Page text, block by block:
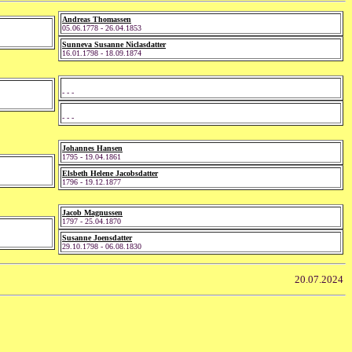
Andreas Thomassen
05.06.1778 - 26.04.1853
Sunneva Susanne Niclasdatter
16.01.1798 - 18.09.1874
- - -
- - -
Johannes Hansen
1795 - 19.04.1861
Elsbeth Helene Jacobsdatter
1796 - 19.12.1877
Jacob Magnussen
1797 - 25.04.1870
Susanne Joensdatter
29.10.1798 - 06.08.1830
20.07.2024